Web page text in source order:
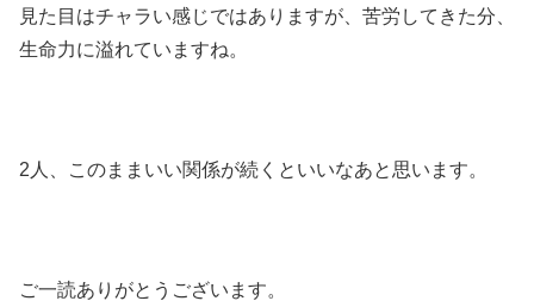
見た目はチャラい感じではありますが、苦労してきた分、
生命力に溢れていますね。
2人、このままいい関係が続くといいなあと思います。
ご一読ありがとうございます。